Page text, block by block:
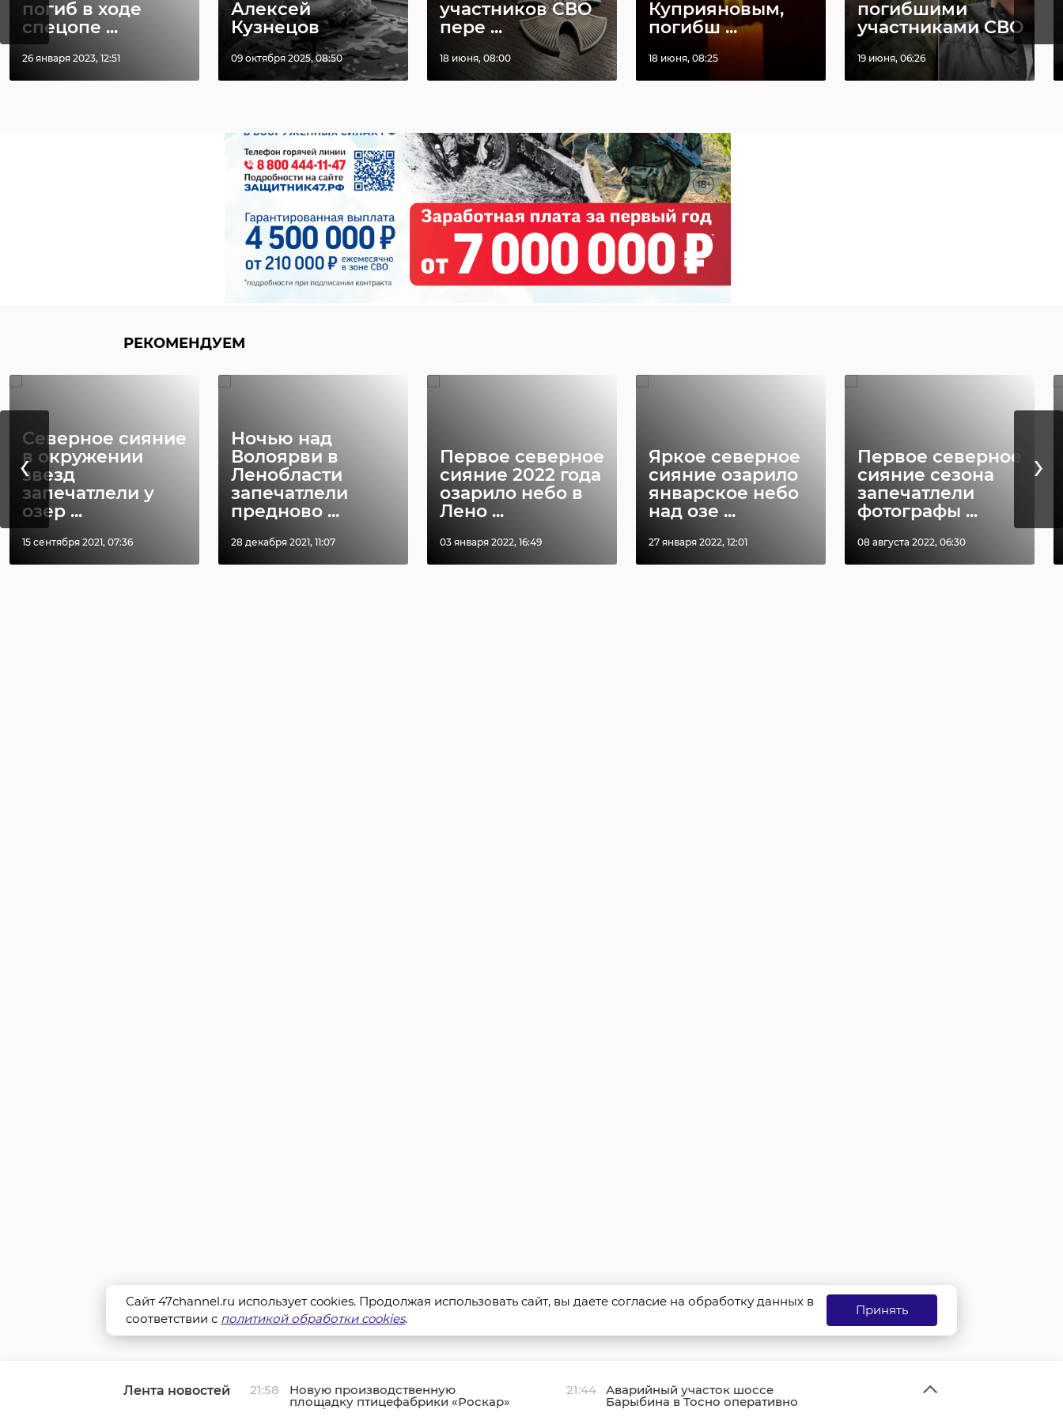
погиб в ходе
спецопе ...
26 января 2023, 12:51
Алексей
Кузнецов
09 октября 2025, 08:50
участников СВО
пере ...
18 июня, 08:00
Куприяновым,
погибш ...
18 июня, 08:25
погибшими
участниками СВО
19 июня, 06:26
РЕКОМЕНДУЕМ
Северное сияние
в окружении
звезд
запечатлели у
озер ...
15 сентября 2021, 07:36
Ночью над
Волоярви в
Ленобласти
запечатлели
предново ...
28 декабря 2021, 11:07
Первое северное
сияние 2022 года
озарило небо в
Лено ...
03 января 2022, 16:49
Яркое северное
сияние озарило
январское небо
над озе ...
27 января 2022, 12:01
Первое северное
сияние сезона
запечатлели
фотографы ...
08 августа 2022, 06:30
‹ ›
Лента новостей 21:58 Новую производственную
площадку птицефабрики «Роскар»
в Выборгском районе подключили
21:44 Аварийный участок шоссе
Барыбина в Тосно оперативно
отремонтировали и открыли для
Сайт 47channel.ru использует cookies. Продолжая использовать сайт, вы даете согласие на обработку данных в
соответствии с политикой обработки cookies.
Принять